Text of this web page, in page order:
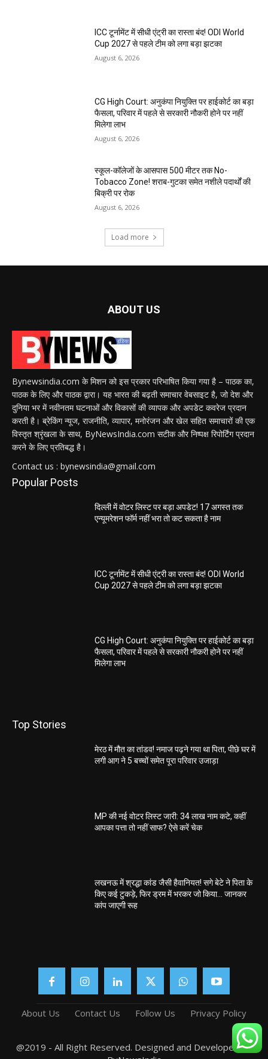
ICC टूर्नामेंट में सीधी एंट्री का रास्ता बंद! ODI World
Cup 2027 से पहले टीम को लगा बड़ा झटका
August 6, 2026
CG High Court: अनुकंपा नियुक्ति पर हाईकोर्ट का बड़ा
फैसला, परिवार में पहले से सरकारी नौकरी होने पर नहीं
मिलेगा लाभ
August 6, 2026
स्कूल-कॉलेजों के आसपास 500 मीटर तक No-
Tobacco Zone! शराब-गुटका समेत नशीले पदार्थों की
बिक्री पर रोक
August 6, 2026
Load more
ABOUT US
Bynewsindia.com के मिशन को इस प्रकार परिभाषित किया गया है – पाठक का,
पाठक के लिए और पाठक द्वारा। यह भारत की बढ़ती समाचार वेबसाइट है, जो देश और
दुनिया भर में नवीनतम घटनाओं और विकासों की व्यापक और अपडेट कवरेज प्रदान
करती है। ब्रेकिंग न्यूज, राजनीति, व्यापार, मनोरंजन और खेल सहित समाचारों की एक
विस्तृत श्रृंखला के साथ, ByNewsIndia.com सटीक और निष्पक्ष रिपोर्टिंग प्रदान
करने के लिए प्रतिबद्ध है।
Contact us : bynewsindia@gmail.com
Popular Posts
दिल्ली में वोटर लिस्ट पर बड़ा अपडेट! 17 अगस्त तक
एन्यूमरेशन फॉर्म नहीं भरा तो कट सकता है नाम
ICC टूर्नामेंट में सीधी एंट्री का रास्ता बंद! ODI World
Cup 2027 से पहले टीम को लगा बड़ा झटका
CG High Court: अनुकंपा नियुक्ति पर हाईकोर्ट का बड़ा
फैसला, परिवार में पहले से सरकारी नौकरी होने पर नहीं
मिलेगा लाभ
Top Stories
मेरठ में मौत का तांडव! नमाज पढ़ने गया था पिता, पीछे घर में
लगी आग ने 5 बच्चों समेत पूरा परिवार उजाड़ा
MP की नई वोटर लिस्ट जारी: 34 लाख नाम कटे, कहीं
आपका पत्ता तो नहीं साफ? ऐसे करें चेक
लखनऊ में श्रद्धा कांड जैसी हैवानियत! सगे बेटे ने पिता के
किए कई टुकड़े, फिर ड्रम में भरकर जो किया… जानकर
कांप जाएगी रूह
About Us Contact Us Follow Us Privacy Policy
@2019 - All Right Reserved. Designed and Developed by